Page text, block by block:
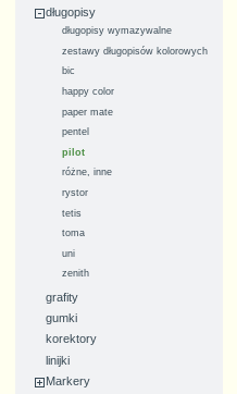
długopisy
długopisy wymazywalne
zestawy długopisów kolorowych
bic
happy color
paper mate
pentel
pilot
różne, inne
rystor
tetis
toma
uni
zenith
grafity
gumki
korektory
linijki
Markery